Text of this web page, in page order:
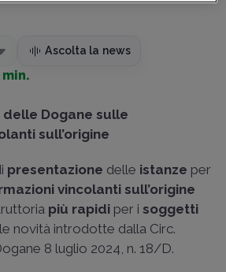
Ascolta la news
min.
Dogane sulle
sull’origine
presentazione delle istanze per
vincolanti sull’origine
più rapidi per i soggetti
novità introdotte dalla Circ.
8 luglio 2024, n. 18/D.